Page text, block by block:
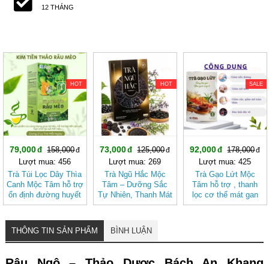
12 THÁNG
HOT
79,000
158,000
Lượt mua: 456
Trà Túi Lọc Dây Thìa
Canh Mộc Tâm hỗ trợ
ổn định đường huyết
HOT
73,000
125,000
Lượt mua: 269
Trà Ngũ Hắc Mộc
Tâm – Dưỡng Sắc
Tự Nhiên, Thanh Mát
Dịu Nhẹ (hộp 20 túi
SALE
92,000
178,000
Lượt mua: 425
Trà Gạo Lứt Mộc
Tâm hỗ trợ , thanh
lọc cơ thể mát gan
THÔNG TIN SẢN PHẨM BÌNH LUẬN